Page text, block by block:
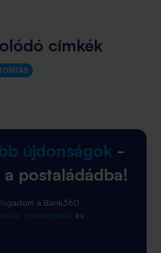
címkék
újdonságok -
a postaládádba!
a Bank360
szabályzatát és